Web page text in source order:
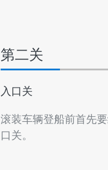
第二关
入口关
滚装车辆登船前首先
口关。